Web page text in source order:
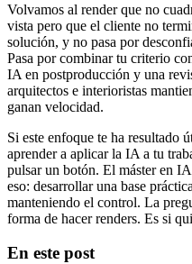
Volvamos al render que no
vista pero que el cliente no
solución, y no pasa por
Pasa por combinar tu criterio
IA en postproducción y una
arquitectos e interioristas
ganan velocidad.
Si este enfoque te ha resultado
aprender a aplicar la IA a tu
pulsar un botón. El máster en
eso: desarrollar una base
manteniendo el control. La
forma de hacer renders. Es si
En este post